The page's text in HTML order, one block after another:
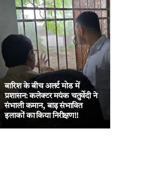
बारिश के बीच अलर्ट मोड में
प्रशासन: कलेक्टर मयंक चतुर्वेदी ने
संभाली कमान, बाढ़ संभावित
इलाकों का किया निरीक्षण!!